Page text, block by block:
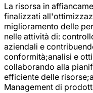
La risorsa in
finalizzati
miglioramento delle
nelle attività di:
aziendali e
conformità;analisi e
collaborando alla
efficiente delle
Management di